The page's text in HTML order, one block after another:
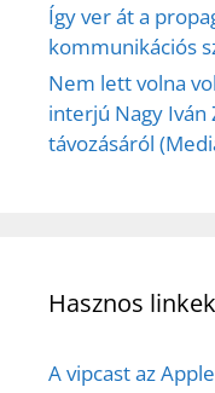
Így ver át a
kommunikációs
Nem lett volna
interjú Nagy
távozásáról
Hasznos linkek
A vipcast az